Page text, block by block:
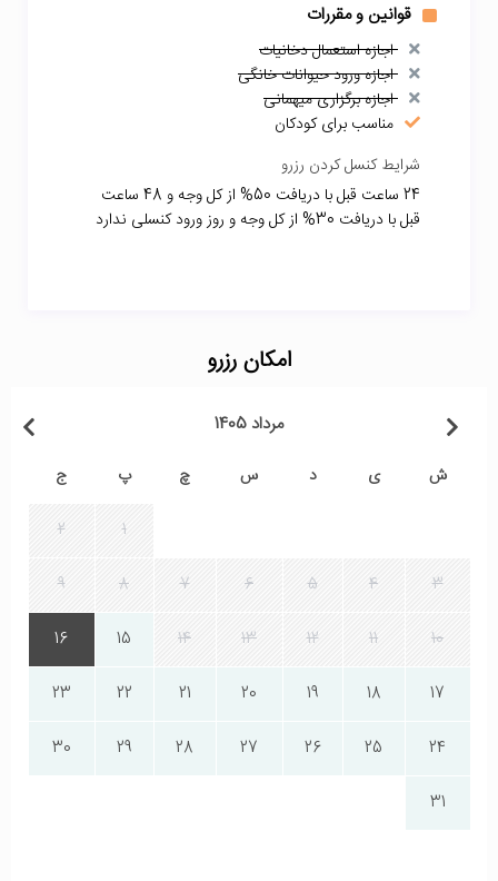
قوانین و مقررات
اجازه استعمال دخانیات
اجازه ورود حیوانات خانگی
اجازه برگزاری میهمانی
مناسب برای کودکان
شرایط کنسل کردن رزرو
24 ساعت قبل با دریافت 50% از کل وجه و 48 ساعت
قبل با دریافت 30% از کل وجه و روز ورود کنسلی ندارد
امکان رزرو
مرداد 1405
ش ی د س چ پ ج
1
2
3
4
5
6
7
8
9
10
11
12
13
14
15
16
17
18
19
20
21
22
23
24
25
26
27
28
29
30
31